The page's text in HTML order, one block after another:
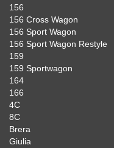
156
156 Cross Wagon
156 Sport Wagon
156 Sport Wagon Restyle
159
159 Sportwagon
164
166
4C
8C
Brera
Giulia